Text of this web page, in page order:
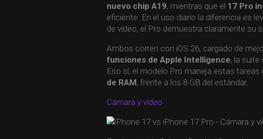
nuevo chip A19, mientras que el 17 Pro
eficiente. En el uso diario la diferencia es
de vídeo, el Pro demuestra claramente su
Ambos corren con iOS 26, cargado de
funciones de Apple Intelligence, la suite
Eso sí, el modelo Pro maneja estas
de RAM, frente a los 8 GB del estándar.
Cámara y vídeo